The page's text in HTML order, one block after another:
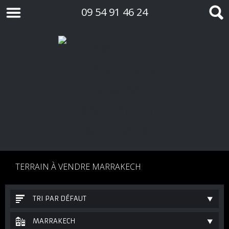
09 54 91 46 24
TERRAIN À VENDRE MARRAKECH
TRI PAR DÉFAUT
MARRAKECH